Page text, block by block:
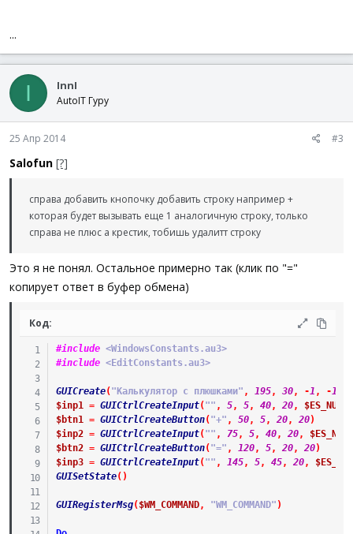
ClipPut
WEnd
...
I InnI
AutoIT Гуру
25 Апр 2014 #3
Salofun [?]
справа добавить кнопочку добавить строку например +
которая будет вызывать еще 1 аналогичную строку, только
справа не плюс а крестик, тобишь удалитт строку
Это я не понял. Остальное примерно так (клик по "="
копирует ответ в буфер обмена)
Код:
#include <WindowsConstants.au3>
#include <EditConstants.au3>
GUICreate( "Калькулятор с плюшками" , 195, 30, -1 , -1
$inp1 = GUICtrlCreateInput( "" , 5, 5, 40, 20,
$btn1 = GUICtrlCreateButton( "+" , 50, 5, 20, 20)
$inp2 = GUICtrlCreateInput( "" , 75, 5, 40, 20,
$btn2 = GUICtrlCreateButton( "=" , 120, 5, 20, 20)
$inp3 = GUICtrlCreateInput( "" , 145, 5, 45, 20,
GUISetState( )
GUIRegisterMsg( $WM_COMMAND, "WM_COMMAND" )